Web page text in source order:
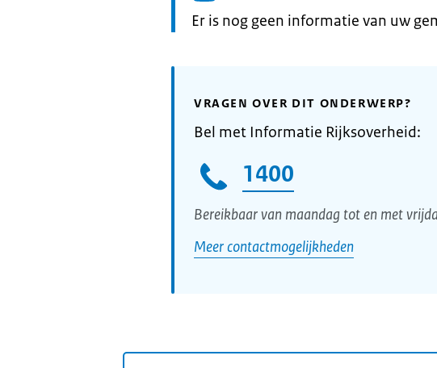
Informatie:
Er is nog geen informatie van uw
VRAGEN OVER DIT ONDERWERP?
Bel met Informatie Rijksoverheid:
1400
Bereikbaar van maandag tot en met
Meer contactmogelijkheden